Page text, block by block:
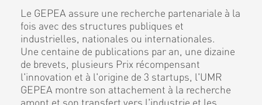
Le GEPEA assure une recherche partenariale à la
fois avec des structures publiques et
industrielles, nationales ou internationales.
Une centaine de publications par an, une dizaine
de brevets, plusieurs Prix récompensant
l'innovation et à l'origine de 3 startups, l'UMR
GEPEA montre son attachement à la recherche
amont et son transfert vers l'industrie et les